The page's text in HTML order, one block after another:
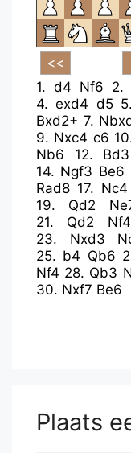
1.d4 Nf6 2.
4.exd4 d5
Bxd2+ 7.
9. Nxc4 c6
Nb6
12. Bd3
14. Ngf3 Be6
Rad8 17. Nc4
19. Qd2
21. Qd2 Nf4
23. Nxd3
25. b4 Qb6
Nf4 28. Qb3
30. Nxf7 Be6
Plaats